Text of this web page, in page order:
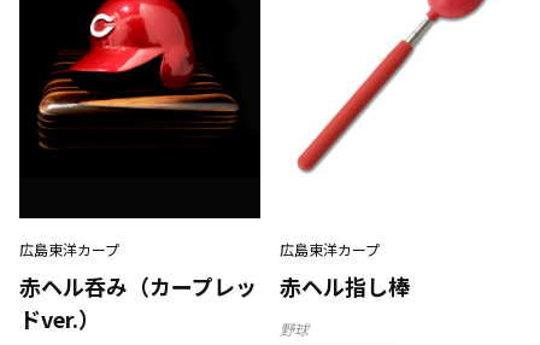
広島東洋カープ
赤ヘル呑み（カープレッ
ドver.）
広島東洋カープ
赤ヘル指し棒
野球